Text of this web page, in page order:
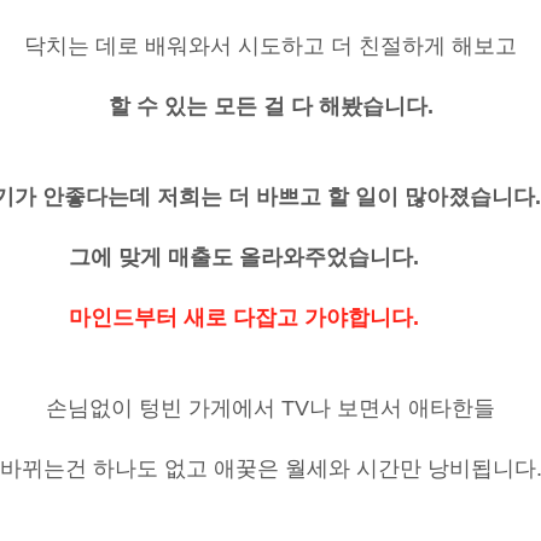
닥치는 데로 배워와서 시도하고 더 친절하게 해보고
할 수 있는 모든 걸 다 해봤습니다.
가 안좋다는데 저희는 더 바쁘고 할 일이 많아졌습니다.
맞게 매출도 올라와주었습니다.
마인드부터 새로 다잡고 가야합니다.
손님없이 텅빈 가게에서 TV나 보면서 애타한들
바뀌는건 하나도 없고 애꿎은 월세와 시간만 낭비됩니다.